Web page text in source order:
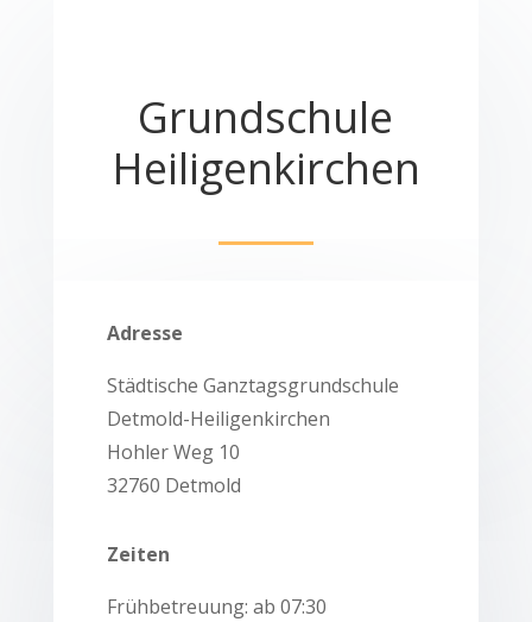
Grundschule
Heiligenkirchen
Adresse
Städtische Ganztagsgrundschule
Detmold-Heiligenkirchen
Hohler Weg 10
32760 Detmold
Zeiten
Frühbetreuung: ab 07:30